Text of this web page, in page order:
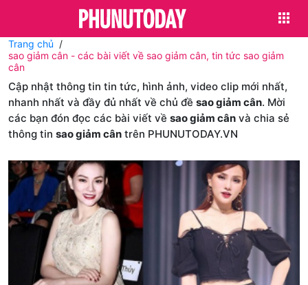
Trang chủ
sao giảm cân - các bài viết về sao giảm cân, tin tức sao giảm
cân
Cập nhật thông tin tin tức, hình ảnh, video clip mới nhất,
nhanh nhất và đầy đủ nhất về chủ đề sao giảm cân. Mời
các bạn đón đọc các bài viết về sao giảm cân và chia sẻ
thông tin sao giảm cân trên PHUNUTODAY.VN